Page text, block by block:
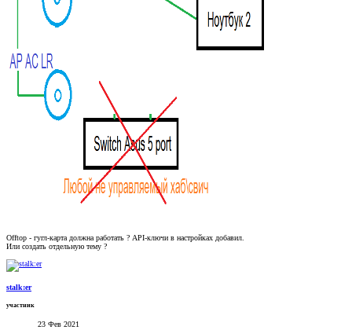
Offtop - гугл-карта должна работать ? API-ключи в настройках добавил.
Или создать отдельную тему ?
stalk:er
участник
23 Фев 2021